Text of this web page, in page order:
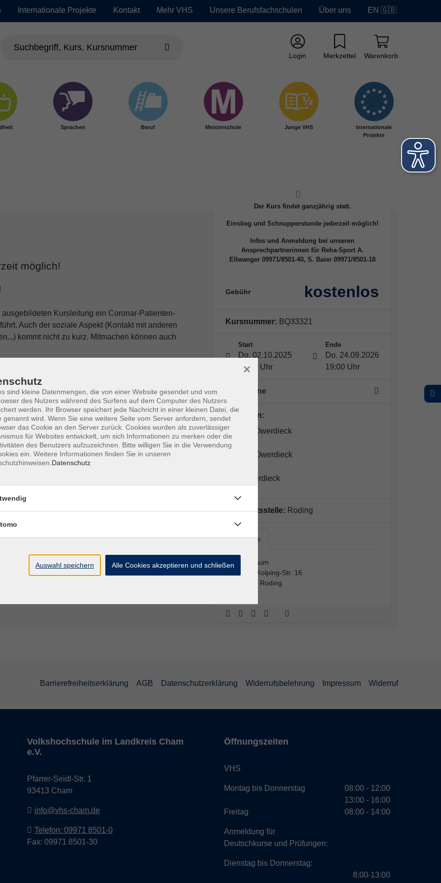
Internationale Projekte Kontakt Mehr VHS Unsere Berufsfachschulen Über uns EN 🇬🇧
Login Merkzettel Warenkorb
Sprachen Beruf Meisterschule Junge VHS
Internationale
Projekte
möglich!
Kursleitung ein Coronar-Patienten-
Auch der soziale Aspekt (Kontakt mit anderen
kommt nicht zu kurz. Mitmachen können auch
Ort / Raum
19:00 Uhr
19:00 Uhr
– 19:00 Uhr Turnraum
Der Kurs findet ganzjährig statt.
Einstieg und Schnupperstunde jederzeit möglich!
Infos und Anmeldung bei unseren
Ansprechpartnerinnen für Reha-Sport A.
Ellwanger 09971/8501-40, S. Baier 09971/8501-18
Gebühr kostenlos
Kursnummer: BQ33321
Start
Do. 02.10.2025
18:00 Uhr
Ende
Do. 24.09.2026
19:00 Uhr
52 Termine
Dozent*in:
Dr. Jörg Owerdieck
Daniela Owerdieck
Lars Owerdieck
Geschäftsstelle: Roding
Turnraum
Turnraum
Adolf-Kolping-Str. 16
93426 Roding
Barrierefreiheitserklärung AGB Datenschutzerklärung Widerrufsbelehrung Impressum Widerruf
Volkshochschule im Landkreis Cham
e.V.
Pfarrer-Seidl-Str. 1
93413 Cham
info@vhs-cham.de
Telefon: 09971 8501-0
Fax: 09971 8501-30
Öffnungszeiten
VHS
Montag bis Donnerstag
Freitag
Anmeldung für
Deutschkurse und Prüfungen:
Dienstag bis Donnerstag:
08:00 - 12:00
13:00 - 16:00
08:00 - 14:00
8:00-13:00
sind kleine Datenmengen, die von einer Website gesendet und vom
des Nutzers während des Surfens auf dem Computer des Nutzers
werden. Ihr Browser speichert jede Nachricht in einer kleinen Datei, die
genannt wird. Wenn Sie eine weitere Seite vom Server anfordern, sendet
das Cookie an den Server zurück. Cookies wurden als zuverlässiger
für Websites entwickelt, um sich Informationen zu merken oder die
des Benutzers aufzuzeichnen. Bitte willigen Sie in die Verwendung
ein. Weitere Informationen finden Sie in unseren
Datenschutz
×
Auswahl speichern Alle Cookies akzeptieren und schließen